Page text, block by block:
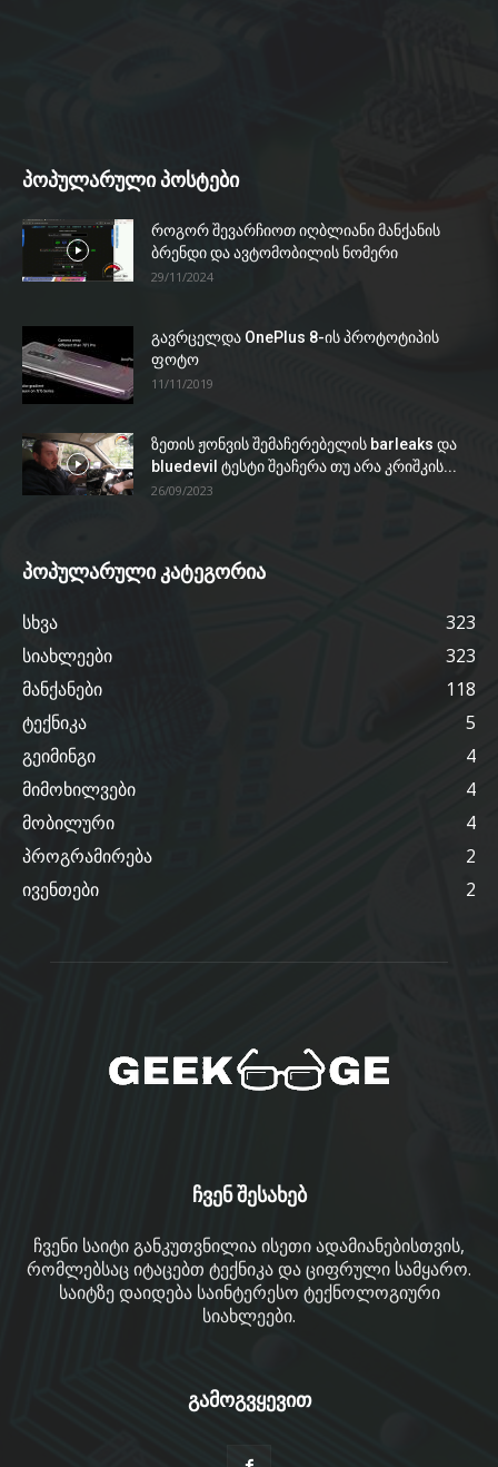
პოპულარული პოსტები
როგორ შევარჩიოთ იღბლიანი მანქანის
ბრენდი და ავტომობილის ნომერი
29/11/2024
გავრცელდა OnePlus 8-ის პროტოტიპის
ფოტო
11/11/2019
ზეთის ჟონვის შემაჩერებელის barleaks და
bluedevil ტესტი შეაჩერა თუ არა კრიშკის...
26/09/2023
პოპულარული კატეგორია
სხვა
323
სიახლეები
323
მანქანები
118
ტექნიკა
5
გეიმინგი
4
მიმოხილვები
4
მობილური
4
პროგრამირება
2
ივენთები
2
ჩვენ შესახებ
ჩვენი საიტი განკუთვნილია ისეთი ადამიანებისთვის,
რომლებსაც იტაცებთ ტექნიკა და ციფრული სამყარო.
საიტზე დაიდება საინტერესო ტექნოლოგიური
სიახლეები.
გამოგვყევით